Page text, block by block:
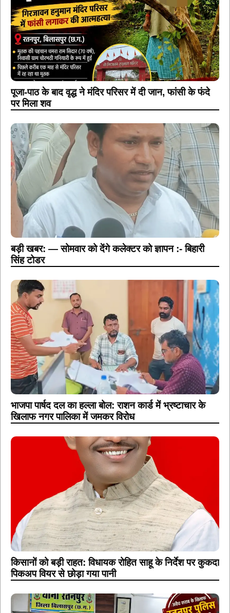
पूजा-पाठ के बाद वृद्ध ने मंदिर परिसर में दी जान, फांसी के फंदे
पर मिला शव
बड़ी खबर: — सोमवार को देंगे कलेक्टर को ज्ञापन :- बिहारी
सिंह टोडर
भाजपा पार्षद दल का हल्ला बोल: राशन कार्ड में भ्रष्टाचार के
खिलाफ नगर पालिका में जमकर विरोध
किसानों को बड़ी राहत: विधायक रोहित साहू के निर्देश पर कुकदा
पिकअप वियर से छोड़ा गया पानी